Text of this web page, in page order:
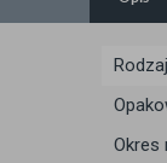
Okres